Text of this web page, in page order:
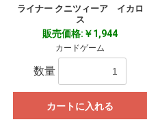
ライナー クニツィーア イカロ
ス
販売価格:￥1,944
カードゲーム
数量
カートに入れる